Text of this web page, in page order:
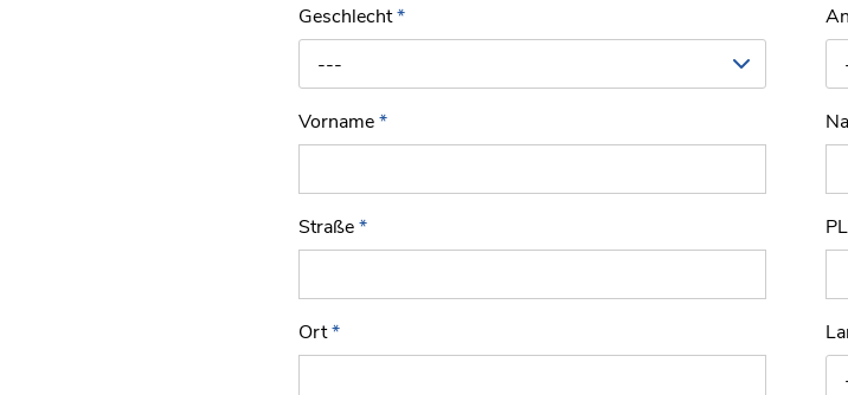
Geschlecht*
---
Vorname*
Straße*
Ort*